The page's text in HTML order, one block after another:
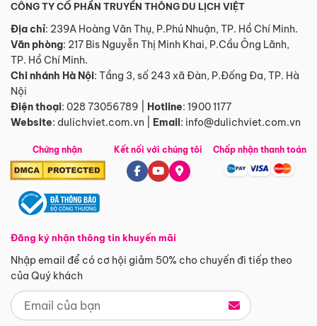
CÔNG TY CỔ PHẦN TRUYỀN THÔNG DU LỊCH VIỆT
Địa chỉ: 239A Hoàng Văn Thụ, P.Phú Nhuận, TP. Hồ Chí Minh.
Văn phòng: 217 Bis Nguyễn Thị Minh Khai, P.Cầu Ông Lãnh,
TP. Hồ Chí Minh.
Chi nhánh Hà Nội: Tầng 3, số 243 xã Đàn, P.Đống Đa, TP. Hà
Nội
Điện thoại: 028 73056789 Hotline: 1900 1177
Website: dulichviet.com.vn Email: info@dulichviet.com.vn
Chứng nhận
Đăng ký nhận thông tin khuyến mãi
Nhập email để có cơ hội giảm 50% cho chuyến đi tiếp theo
của Quý khách
Kết nối với chúng tôi Chấp nhận thanh toán